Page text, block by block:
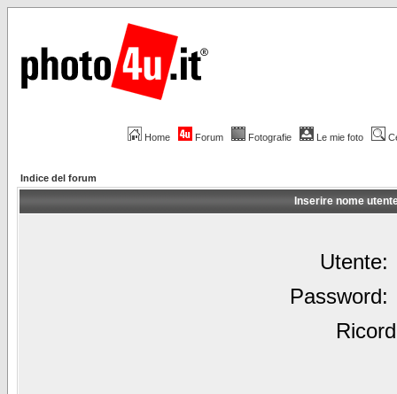
Home Forum Fotografie Le mie foto
Indice del forum
Inserire nome
Utente:
Password: